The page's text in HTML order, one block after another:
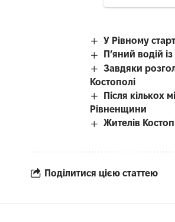
У Рівному
П’яний водій
Завдяки
Костополі
Після кількох
Рівненщини
Жителів
Поділитися цією статтею